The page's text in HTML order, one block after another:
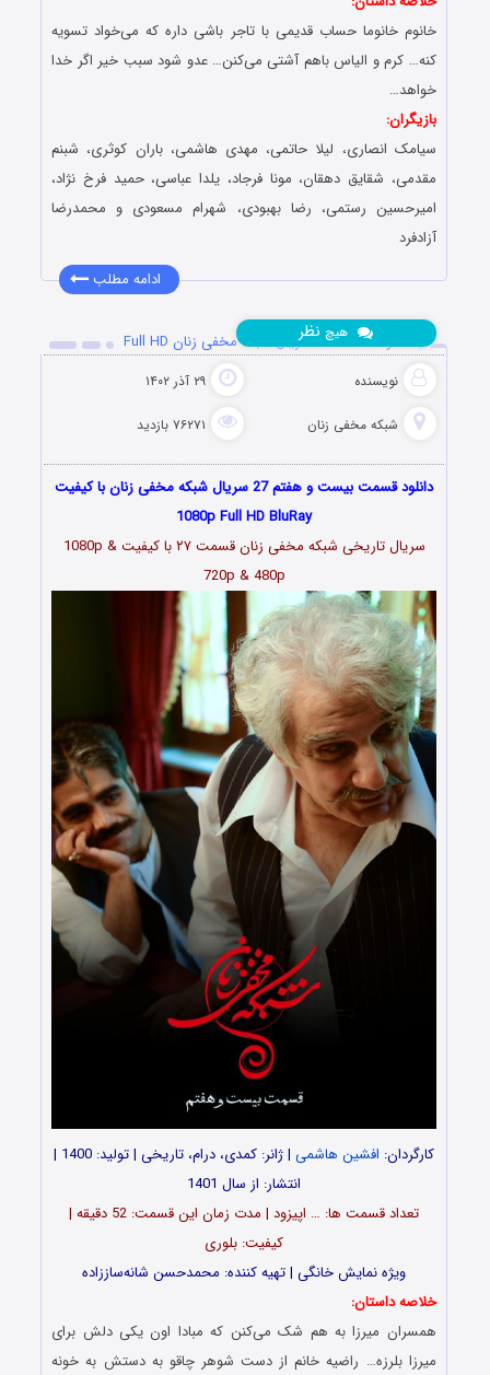
خانوم خانوما حساب قدیمی با تاجر باشی داره که می‌خواد تسویه
کنه… کرم و الیاس باهم آشتی می‌کنن… عدو شود سبب خیر اگر خدا
خواهد…
بازیگران:
سیامک انصاری، لیلا حاتمی، مهدی هاشمی، باران کوثری، شبنم
مقدمی، شقایق دهقان، مونا فرجاد، یلدا عباسی، حمید فرخ نژاد،
امیرحسین رستمی، رضا بهبودی، شهرام مسعودی و محمدرضا
آزادفرد
ادامه مطلب
دانلود قسمت 27 سریال شبکه مخفی زنان Full HD
نویسنده ۲۹ آذر ۱۴۰۲
شبکه مخفی زنان ۷۶۲۷۱ بازدید
هیچ نظر
دانلود قسمت بیست و هفتم 27 سریال شبکه مخفی زنان با کیفیت
1080p Full HD BluRay
سریال تاریخی شبکه مخفی زنان قسمت۲۷
با کیفیت 1080p &
720p & 480p
کارگردان: افشین هاشمی
| ژانر: کمدی، درام، تاریخی | تولید: 1400 |
انتشار: از سال 1401
تعداد قسمت ‎ها: … اپیزود | مدت زمان این قسمت: 52 دقیقه |
کیفیت: بلوری
ویژه نمایش خانگی | تهیه کننده: محمدحسن شانه‌ساززاده
خلاصه داستان:
همسران میرزا به هم شک می‌کنن که مبادا اون یکی دلش برای
میرزا بلرزه… راضیه خانم از دست شوهر چاقو به دستش به خونه